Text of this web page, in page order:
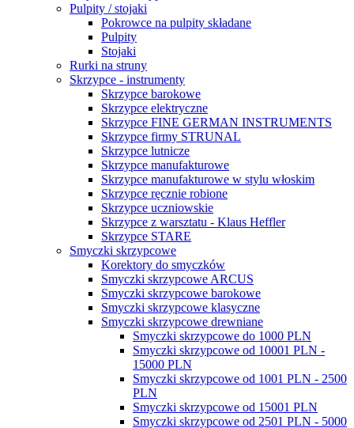
Pulpity / stojaki
Pokrowce na pulpity składane
Pulpity
Stojaki
Rurki na struny
Skrzypce - instrumenty
Skrzypce barokowe
Skrzypce elektryczne
Skrzypce FINE GERMAN INSTRUMENTS
Skrzypce firmy STRUNAL
Skrzypce lutnicze
Skrzypce manufakturowe
Skrzypce manufakturowe w stylu włoskim
Skrzypce ręcznie robione
Skrzypce uczniowskie
Skrzypce z warsztatu - Klaus Heffler
Skrzypce STARE
Smyczki skrzypcowe
Korektory do smyczków
Smyczki skrzypcowe ARCUS
Smyczki skrzypcowe barokowe
Smyczki skrzypcowe klasyczne
Smyczki skrzypcowe drewniane
Smyczki skrzypcowe do 1000 PLN
Smyczki skrzypcowe od 10001 PLN -
15000 PLN
Smyczki skrzypcowe od 1001 PLN - 2500
PLN
Smyczki skrzypcowe od 15001 PLN
Smyczki skrzypcowe od 2501 PLN - 5000